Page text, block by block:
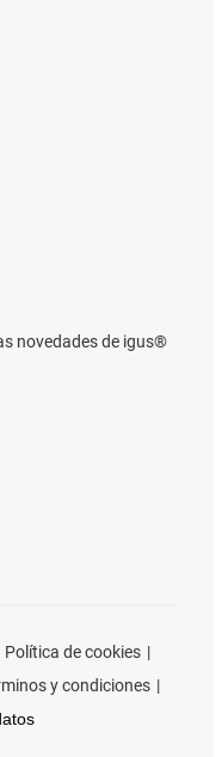
novedades de igus®
Política de cookies
y condiciones